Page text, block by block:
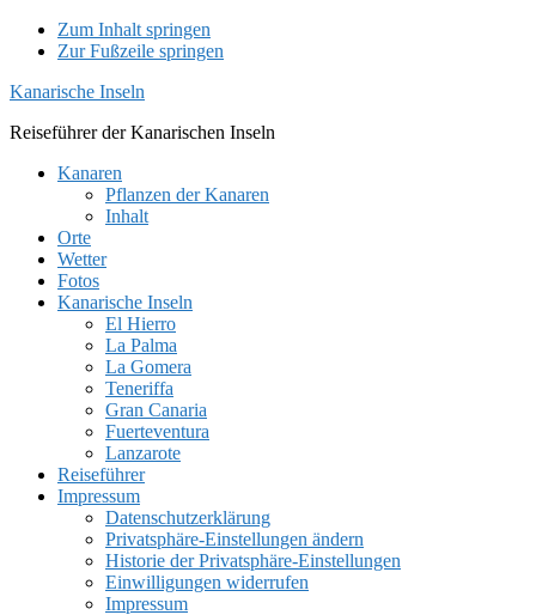
Zum Inhalt springen
Zur Fußzeile springen
Kanarische Inseln
Reiseführer der Kanarischen Inseln
Kanaren
Pflanzen der Kanaren
Inhalt
Orte
Wetter
Fotos
Kanarische Inseln
El Hierro
La Palma
La Gomera
Teneriffa
Gran Canaria
Fuerteventura
Lanzarote
Reiseführer
Impressum
Datenschutzerklärung
Privatsphäre-Einstellungen ändern
Historie der Privatsphäre-Einstellungen
Einwilligungen widerrufen
Impressum